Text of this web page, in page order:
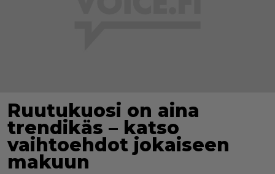
Ruutukuosi on aina
trendikäs – katso
vaihtoehdot jokaiseen
makuun